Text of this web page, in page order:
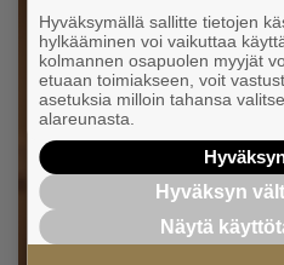
Hyväksymällä sallitte tietojen
hylkääminen voi vaikuttaa
kolmannen osapuolen myyjät
etuaan toimiakseen, voit
asetuksia milloin tahansa
alareunasta.
Hyväksyn
Näytä